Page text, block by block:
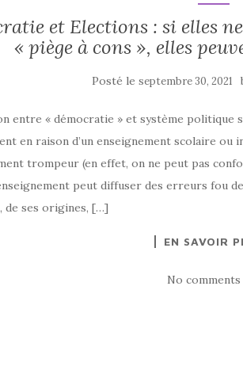
et Elections : si elles
« piège à cons », elles
Posté le septembre 30, 2021
entre « démocratie » et système
en raison d’un enseignement scolaire
trompeur (en effet, on ne peut pas
peut diffuser des erreurs fou
de ses origines, […]
EN SAVOIR
No